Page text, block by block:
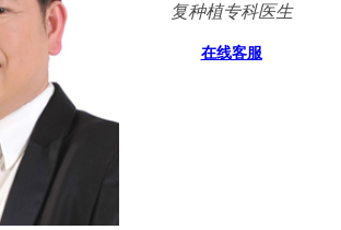
复种植专科医生
在线客服